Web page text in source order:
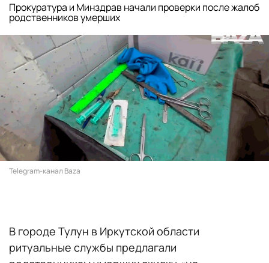
Прокуратура и Минздрав начали проверки после жалоб
родственников умерших
Telegram-канал Baza
В городе Тулун в Иркутской области
ритуальные службы предлагали